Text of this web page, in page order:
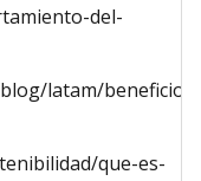
del-
latam/beneficios-
que-es-